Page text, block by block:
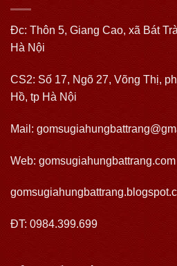
Đc: Thôn 5, Giang Cao, xã Bát
Hà Nội
CS2: Số 17, Ngõ 27, Võng Thị,
Hồ, tp Hà Nội
Mail:
Web: gomsugiahungbattrang.com
ĐT: 0984.399.699